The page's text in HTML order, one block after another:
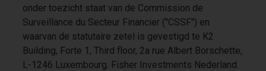
onder toezicht staat van de Commission de
Surveillance du Secteur Financier ("CSSF") en
waarvan de statutaire zetel is gevestigd te K2
Building, Forte 1, Third floor, 2a rue Albert Borschette,
L-1246 Luxembourg. Fisher Investments Nederland